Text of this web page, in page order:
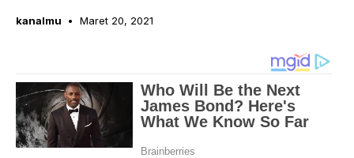
kanalmu Maret 20, 2021